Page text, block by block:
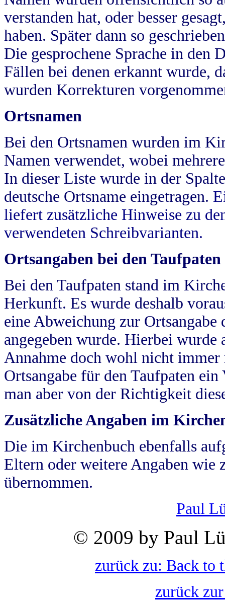
verstanden hat, oder besser
haben. Später dann so
Die gesprochene Sprache in
Fällen bei denen erkannt wurde,
wurden Korrekturen
Ortsnamen
Bei den Ortsnamen wurden im
Namen verwendet, wobei
In dieser Liste wurde in der
deutsche Ortsname eingetragen.
liefert zusätzliche Hinweise zu
verwendeten Schreibvarianten.
Ortsangaben bei den Taufpaten
Bei den Taufpaten stand im
Herkunft. Es wurde deshalb
eine Abweichung zur
angegeben wurde. Hierbei wurde
Annahme doch wohl nicht
Ortsangabe für den Taufpaten
man aber von der Richtigkeit
Zusätzliche Angaben im
Die im Kirchenbuch ebenfalls
Eltern oder weitere Angaben wie
übernommen.
Paul
© 2009 by Paul
zurück zu: Back to
zurück